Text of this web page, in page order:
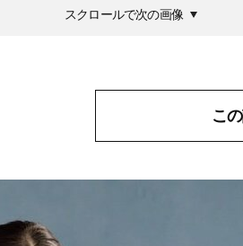
スクロールで次の画像
こ